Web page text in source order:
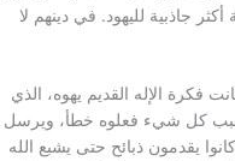
جاذبية لليهود. في دينهم لا
فكرة الإله القديم يهوه، الذي
كل شيء فعلوه خطأ، ويرسل
يقدمون ذبائح حتى يشبع الله